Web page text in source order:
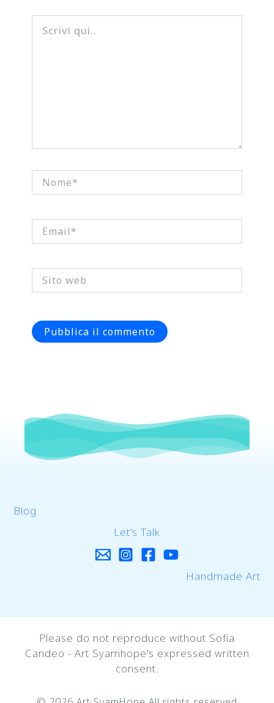
qui..
web
Blog
Let's Talk
Handmade Art
Please do not reproduce without Sofia
Candeo - Art Syamhope's expressed written
consent.